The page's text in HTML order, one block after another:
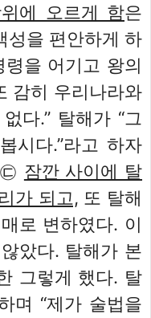
에 오르게 함은
성을 편안하게 하
을 어기고 왕의
감히 우리나라와
다.” 탈해가 “그
시다.”라고 하자
잠깐 사이에 탈
가 되고, 또 탈해
로 변하였다. 이
았다. 탈해가 본
그렇게 했다. 탈
며 “제가 술법을